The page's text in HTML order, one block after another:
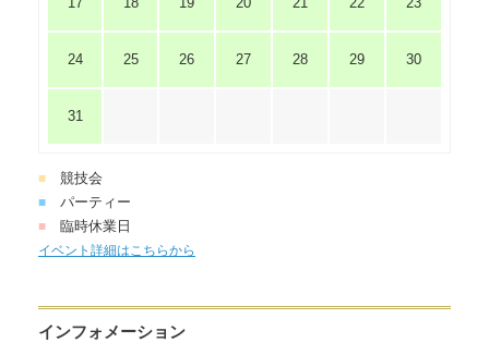
24 25 26 27 28 29 30
31
■ 競技会
■ パーティー
■ 臨時休業日
イベント詳細はこちらから
インフォメーション